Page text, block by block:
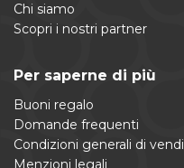
Chi siamo
Scopri i nostri partner
Per saperne di più
Buoni regalo
Domande frequenti
Condizioni generali di
Menzioni legali